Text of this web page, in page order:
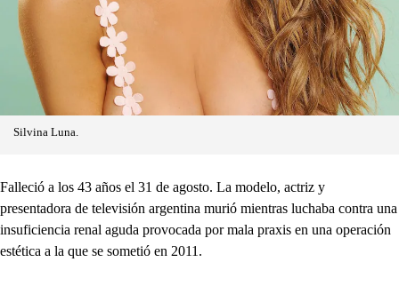
Silvina Luna.
Falleció a los 43 años el 31 de agosto. La modelo, actriz y
presentadora de televisión argentina murió mientras luchaba contra una
insuficiencia renal aguda provocada por mala praxis en una operación
estética a la que se sometió en 2011.